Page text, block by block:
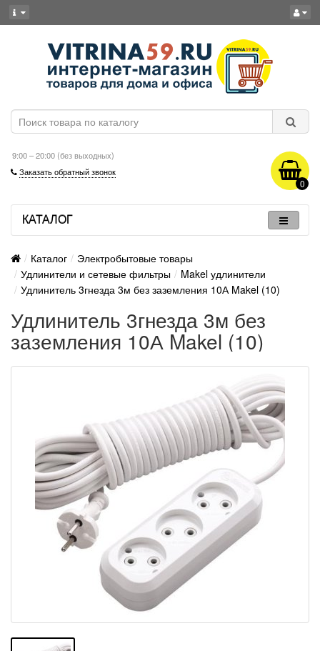
9:00 – 20:00 (без выходных)
Заказать обратный звонок
0
КАТАЛОГ
Каталог
Электробытовые товары
Удлинители и сетевые фильтры
Makel удлинители
Удлинитель 3гнезда 3м без заземления 10А Makel (10)
Удлинитель 3гнезда 3м без
заземления 10А Makel (10)